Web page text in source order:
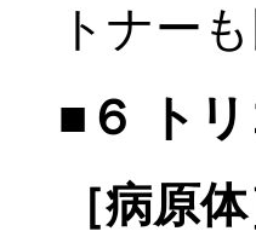
トナー
■６ ト
［病原体